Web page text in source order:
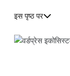
इस पृष्ठ पर